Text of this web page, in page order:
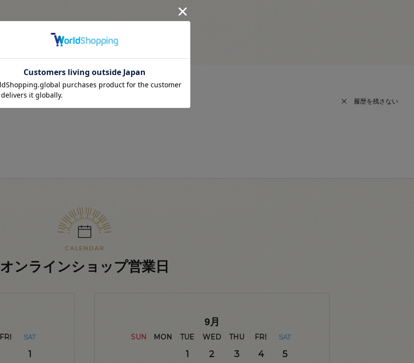
最近見た商品 履歴を残さない
オンラインショップ営業日
FRI SAT
1
9月
SUN MON TUE WED THU FRI SAT
1 2 3 4 5